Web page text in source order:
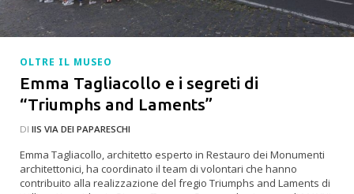
OLTRE IL MUSEO
Emma Tagliacollo e i segreti di
“Triumphs and Laments”
DI IIS VIA DEI PAPARESCHI
Emma Tagliacollo, architetto esperto in Restauro dei Monumenti
architettonici, ha coordinato il team di volontari che hanno
contribuito alla realizzazione del fregio Triumphs and Laments di